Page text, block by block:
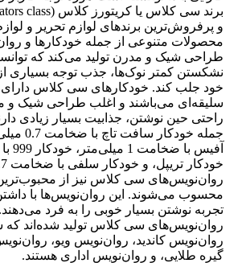
و پرفروش‌ترین برندهای لوازم تحریر و
محصولات متنوعی از جمله خودکارها و
طراحی شیک و مدرن تولید می‌کند که
نشکستن کمتر نوک‌ها، جذب توجه بسیاری
خود جلب کند. خودکارهای سی کلاس دارای
سلیقه‌ای می‌باشند و اغلب طراحی شیک و
راحتی حین نوشتن، جذابیت بسیار زیادی
جمله
خودکار تریپل، و خودکار سلفی با ضخامت 0.7 میلی‌متر می‌باشند.
روان‌نویس‌های سی کلاس نیز از
محسوب می‌شوند. این روان‌نویس‌ها با
تجربه نوشتن بسیار خوبی را به فرد
روان‌نویس‌های سی کلاس تولید شده‌اند که
روان‌نویس کاندید، روان‌نویس ویو،
گیره طلایی، و روان‌نویس اداری هستند.